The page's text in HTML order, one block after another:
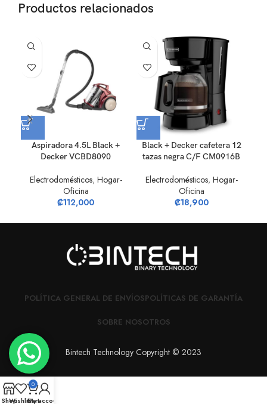
Productos relacionados
Aspiradora 4.5L Black +
Decker VCBD8090
Electrodomésticos, Hogar-
Oficina
₡112,000
Black + Decker cafetera 12
tazas negra C/F CM0916B
Electrodomésticos, Hogar-
Oficina
₡18,900
POLÍTICA GENERAL DE ENVÍOSPOLÍTICAS DE GARANTÍA
SOBRE NOSOTROS
Bintech Technology Copyright © 2023
ShopWishlist
0
Cart
My account